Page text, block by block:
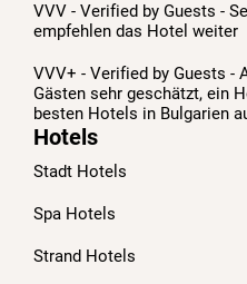
VVV - Verified by Guests -
empfehlen das Hotel weiter
VVV+ - Verified by Guests -
Gästen sehr geschätzt, ein
besten Hotels in Bulgarien
Hotels
Stadt Hotels
Spa Hotels
Strand Hotels